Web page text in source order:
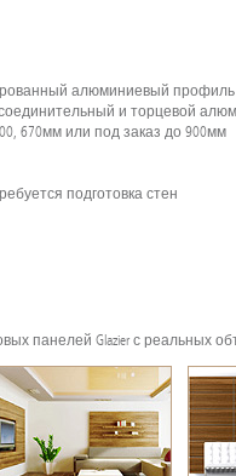
алюминиевый профиль
и торцевой
670мм или под заказ до 900мм
подготовка стен
панелей Glazier с реальных